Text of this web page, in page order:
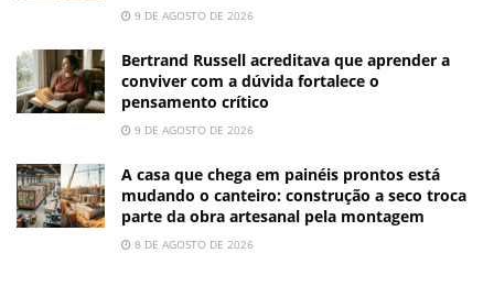
9 DE AGOSTO DE 2026
Bertrand Russell acreditava que aprender a
conviver com a dúvida fortalece o
pensamento crítico
9 DE AGOSTO DE 2026
A casa que chega em painéis prontos está
mudando o canteiro: construção a seco troca
parte da obra artesanal pela montagem
8 DE AGOSTO DE 2026